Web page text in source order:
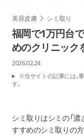
美容皮膚 シミ取り
福岡で1万円台
めのクリニック
2026.02.24
※当サイトの記事には、
す。
シミ取りはシミの「濃
すすめのシミ取りの